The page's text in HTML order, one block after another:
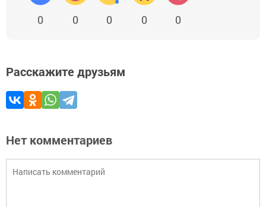
0 0 0 0 0
Расскажите друзьям
Нет комментариев